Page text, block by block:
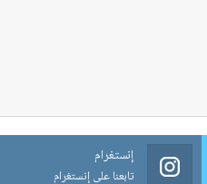
إنستغرام
تابعنا على إنستغرام